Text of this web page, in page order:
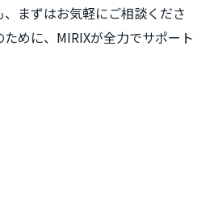
まずはお気軽にご相談くださ
めに、MIRIXが全力でサポート